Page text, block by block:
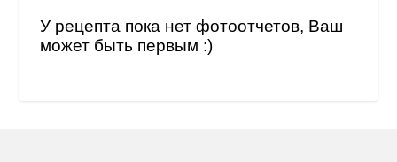
У рецепта пока нет фотоотчетов, Ваш
может быть первым :)